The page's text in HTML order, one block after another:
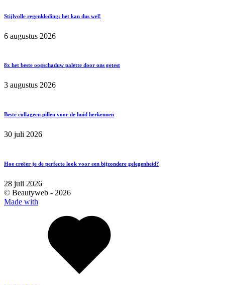
Stijlvolle regenkleding; het kan dus wel!
6 augustus 2026
8x het beste oogschaduw palette door ons getest
3 augustus 2026
Beste collageen pillen voor de huid herkennen
30 juli 2026
Hoe creëer je de perfecte look voor een bijzondere gelegenheid?
28 juli 2026
© Beautyweb - 2026
Made with